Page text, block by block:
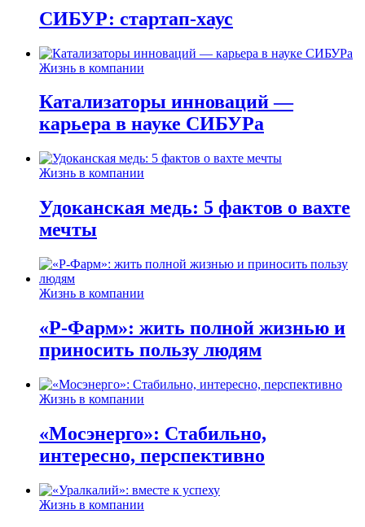
СИБУР: стартап-хаус
Жизнь в компании
Катализаторы инноваций —
карьера в науке СИБУРа
Жизнь в компании
Удоканская медь: 5 фактов о вахте
мечты
Жизнь в компании
«Р-Фарм»: жить полной жизнью и
приносить пользу людям
Жизнь в компании
«Мосэнерго»: Стабильно,
интересно, перспективно
Жизнь в компании